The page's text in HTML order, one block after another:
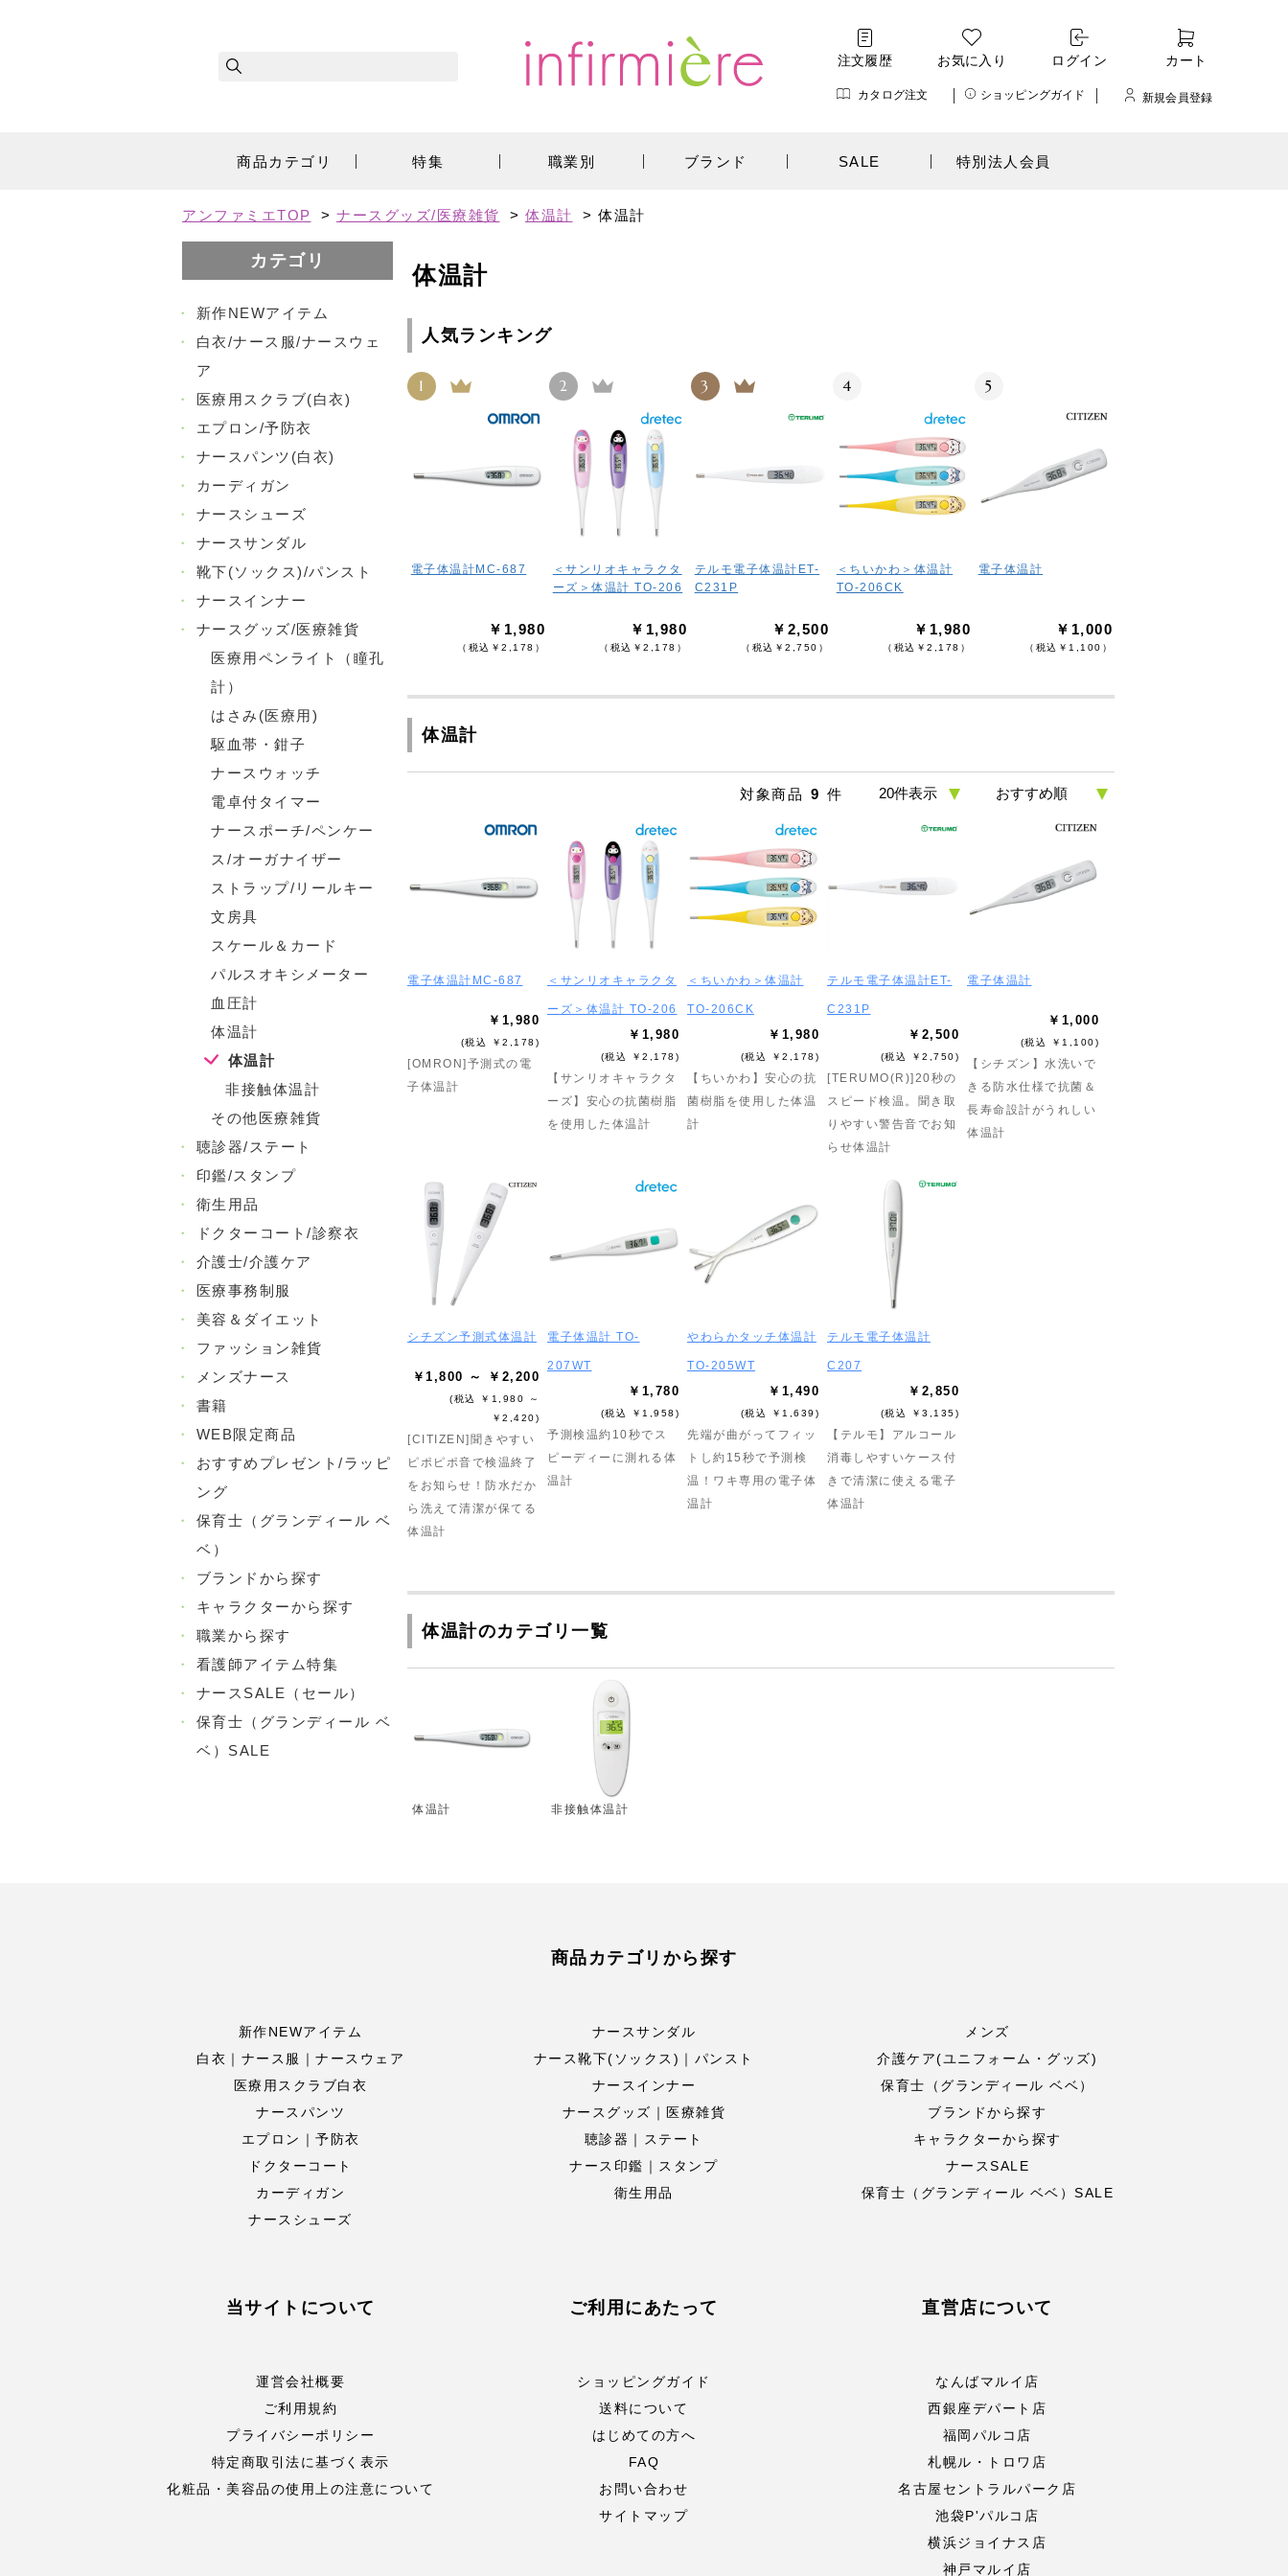
注文履歴 お気に入り ログイン カート
カタログ注文 ショッピングガイド 新規会員登録
商品カテゴリ 特集 職業別 ブランド SALE 特別法人会員
アンファミエTOP > ナースグッズ/医療雑貨 > 体温計 > 体温計
カテゴリ
・
新作NEWアイテム
・
白衣/ナース服/ナースウェ
ア
・
医療用スクラブ(白衣)
・
エプロン/予防衣
・
ナースパンツ(白衣)
・
カーディガン
・
ナースシューズ
・
ナースサンダル
・
靴下(ソックス)/パンスト
・
ナースインナー
・
ナースグッズ/医療雑貨
医療用ペンライト（瞳孔
計）
はさみ(医療用)
駆血帯・鉗子
ナースウォッチ
電卓付タイマー
ナースポーチ/ペンケー
ス/オーガナイザー
ストラップ/リールキー
文房具
スケール＆カード
パルスオキシメーター
血圧計
体温計
体温計
非接触体温計
その他医療雑貨
・
聴診器/ステート
・
印鑑/スタンプ
・
衛生用品
・
ドクターコート/診察衣
・
介護士/介護ケア
・
医療事務制服
・
美容＆ダイエット
・
ファッション雑貨
・
メンズナース
・
書籍
・
WEB限定商品
・
おすすめプレゼント/ラッピ
ング
・
保育士（グランディール ベ
ベ）
・
ブランドから探す
・
キャラクターから探す
・
職業から探す
・
看護師アイテム特集
・
ナースSALE（セール）
・
保育士（グランディール ベ
ベ）SALE
体温計
人気ランキング
1
電子体温計MC-687
￥1,980
（税込￥2,178）
2
＜サンリオキャラクタ
ーズ＞体温計 TO-206
￥1,980
（税込￥2,178）
3
テルモ電子体温計ET-
C231P
￥2,500
（税込￥2,750）
4
＜ちいかわ＞体温計
TO-206CK
￥1,980
（税込￥2,178）
5
電子体温計
￥1,000
（税込￥1,100）
体温計
対象商品 9 件
電子体温計MC-687
￥1,980
(税込 ￥2,178)
[OMRON]予測式の電
子体温計
＜サンリオキャラクタ
ーズ＞体温計 TO-206
￥1,980
(税込 ￥2,178)
【サンリオキャラクタ
ーズ】安心の抗菌樹脂
を使用した体温計
＜ちいかわ＞体温計
TO-206CK
￥1,980
(税込 ￥2,178)
【ちいかわ】安心の抗
菌樹脂を使用した体温
計
テルモ電子体温計ET-
C231P
￥2,500
(税込 ￥2,750)
[TERUMO(R)]20秒の
スピード検温。聞き取
りやすい警告音でお知
らせ体温計
電子体温計
￥1,000
(税込 ￥1,100)
【シチズン】水洗いで
きる防水仕様で抗菌＆
長寿命設計がうれしい
体温計
シチズン予測式体温計
￥1,800 ～ ￥2,200
(税込 ￥1,980 ～
￥2,420)
[CITIZEN]聞きやすい
ピポピポ音で検温終了
をお知らせ！防水だか
ら洗えて清潔が保てる
体温計
電子体温計 TO-
207WT
￥1,780
(税込 ￥1,958)
予測検温約10秒でス
ピーディーに測れる体
温計
やわらかタッチ体温計
TO-205WT
￥1,490
(税込 ￥1,639)
先端が曲がってフィッ
トし約15秒で予測検
温！ワキ専用の電子体
温計
テルモ電子体温計
C207
￥2,850
(税込 ￥3,135)
【テルモ】アルコール
消毒しやすいケース付
きで清潔に使える電子
体温計
体温計のカテゴリ一覧
体温計 非接触体温計
商品カテゴリから探す
新作NEWアイテム
白衣｜ナース服｜ナースウェア
医療用スクラブ白衣
ナースパンツ
エプロン｜予防衣
ドクターコート
カーディガン
ナースシューズ
ナースサンダル
ナース靴下(ソックス)｜パンスト
ナースインナー
ナースグッズ｜医療雑貨
聴診器｜ステート
ナース印鑑｜スタンプ
衛生用品
メンズ
介護ケア(ユニフォーム・グッズ)
保育士（グランディール ベベ）
ブランドから探す
キャラクターから探す
ナースSALE
保育士（グランディール ベベ）SALE
当サイトについて
運営会社概要
ご利用規約
プライバシーポリシー
特定商取引法に基づく表示
化粧品・美容品の使用上の注意について
ご利用にあたって
ショッピングガイド
送料について
はじめての方へ
FAQ
お問い合わせ
サイトマップ
直営店について
なんばマルイ店
西銀座デパート店
福岡パルコ店
札幌ル・トロワ店
名古屋セントラルパーク店
池袋P'パルコ店
横浜ジョイナス店
神戸マルイ店